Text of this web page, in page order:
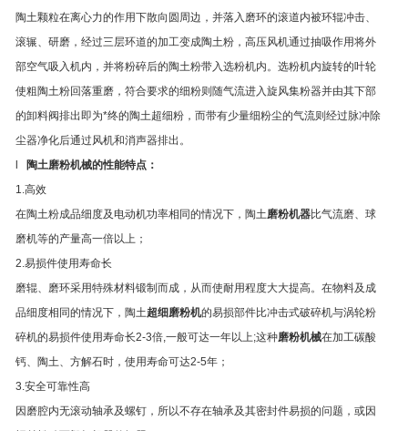
陶土颗粒在离心力的作用下散向圆周边，并落入磨环的滚道内被环辊冲击、
滚辗、研磨，经过三层环道的加工变成陶土粉，高压风机通过抽吸作用将外
部空气吸入机内，并将粉碎后的陶土粉带入选粉机内。选粉机内旋转的叶轮
使粗陶土粉回落重磨，符合要求的细粉则随气流进入旋风集粉器并由其下部
的卸料阀排出即为*终的陶土超细粉，而带有少量细粉尘的气流则经过脉冲除
尘器净化后通过风机和消声器排出。
陶土磨粉机械的性能特点：
1.高效
在陶土粉成品细度及电动机功率相同的情况下，陶土磨粉机器比气流磨、球
磨机等的产量高一倍以上；
2.易损件使用寿命长
磨辊、磨环采用特殊材料锻制而成，从而使耐用程度大大提高。在物料及成
品细度相同的情况下，陶土超细磨粉机的易损部件比冲击式破碎机与涡轮粉
碎机的易损件使用寿命长2-3倍,一般可达一年以上;这种磨粉机械在加工碳酸
钙、陶土、方解石时，使用寿命可达2-5年；
3.安全可靠性高
因磨腔内无滚动轴承及螺钉，所以不存在轴承及其密封件易损的问题，或因